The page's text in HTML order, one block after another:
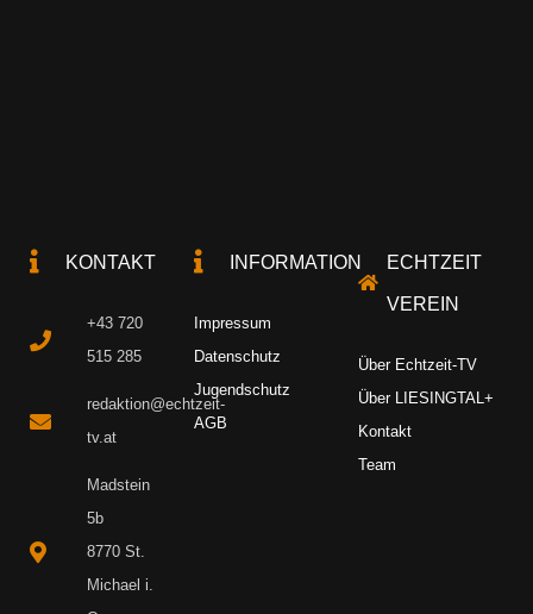
KONTAKT
+43 720
515 285
redaktion@echtzeit-
tv.at
Madstein
5b
8770 St.
Michael i.
INFORMATION
Impressum
Datenschutz
Jugendschutz
AGB
ECHTZEIT
VEREIN
Über Echtzeit-TV
Über LIESINGTAL+
Kontakt
Team